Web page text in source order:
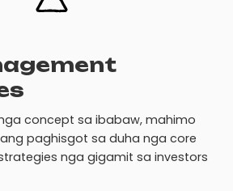
concept sa ibabaw, mahimo
paghisgot sa duha nga core
nga gigamit sa investors